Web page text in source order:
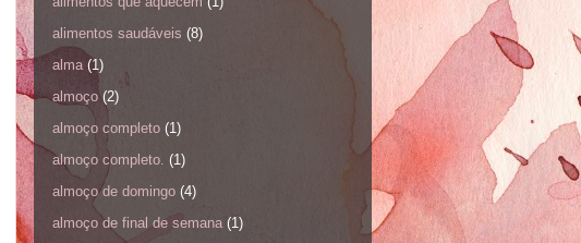
alimentos saudáveis (8)
alma (1)
almoço (2)
almoço completo (1)
almoço completo. (1)
almoço de domingo (4)
almoço de final de semana (1)